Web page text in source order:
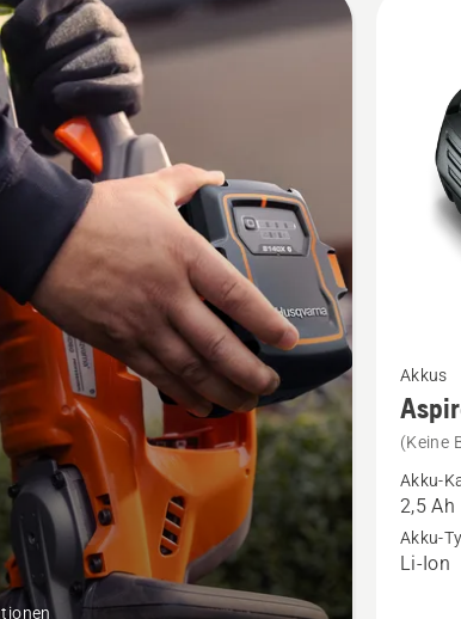
Details
Aspire™
P4A
18-
B45
Akkus
(Keine
Akku-
2,5 Ah
Akku-
Li-Ion